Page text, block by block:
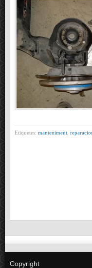
Etiquetes: manteniment
Copyright